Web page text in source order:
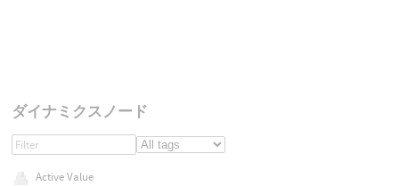
ダイナミクスノード
Active Value